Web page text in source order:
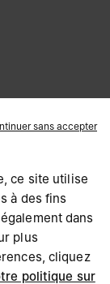
comme cela est
sans accepter
ce site utilise
à des fins
dans
plus
cliquez
politique sur